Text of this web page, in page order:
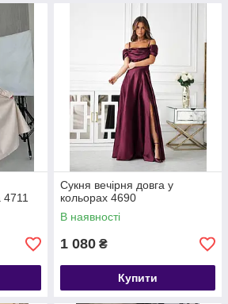
клієнтів:
нашого магазину
обробка замовлень
продає в instagram telegram telegram
4711
Сукня вечірня довга у
кольорах 4690
В наявності
1 080 ₴
Купити